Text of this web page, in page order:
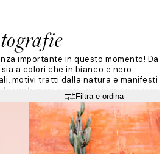
importante in questo momento! Da
a colori che in bianco e nero.
motivi tratti dalla natura e manifesti
con un quadro con una
Filtra e ordina